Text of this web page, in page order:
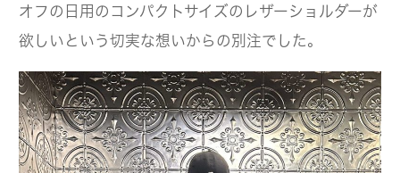
オフの日用のコンパクトサイズのレザーショルダーが
欲しいという切実な想いからの別注でした。